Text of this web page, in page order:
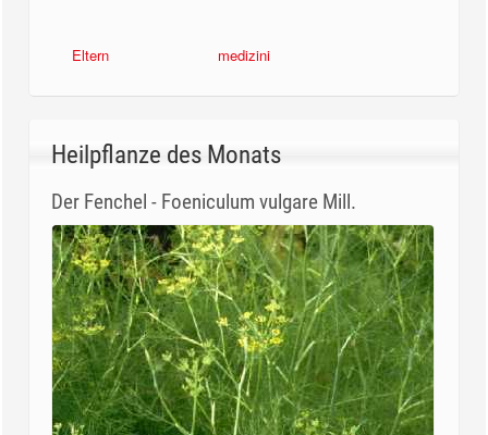
Eltern medizini
Heilpflanze des Monats
Der Fenchel - Foeniculum vulgare Mill.